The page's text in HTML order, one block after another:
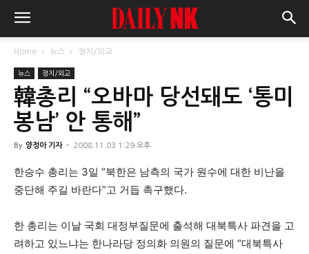
Home 뉴스 정치/외교
뉴스 정치/외교
韓총리 “오바마 당선돼도 ‘통미
봉남’ 안 통해”
By 양정아 기자 - 2008.11.03 1:29 오후
한승수 총리는 3일 “북한은 남측의 국가 원수에 대한 비난을
중단해 주길 바란다”고 거듭 촉구했다.
한 총리는 이날 국회 대정부질문에 출석해 대북특사 파견을 고
려하고 있느냐는 한나라당 정의화 의원의 질문에 “대북특사